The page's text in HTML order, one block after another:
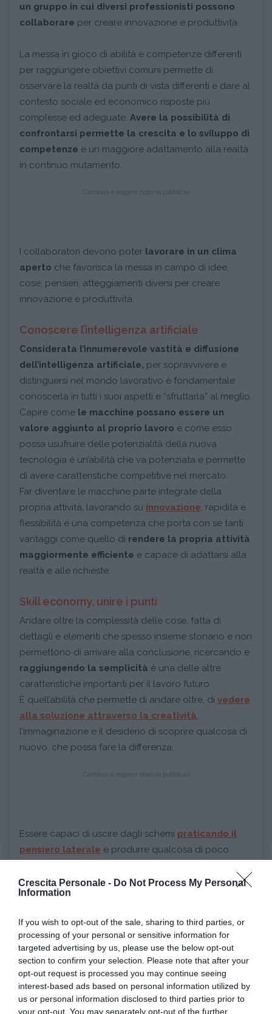
Crescita Personale - Do Not Process My Personal
Information
If you wish to opt-out of the sale, sharing to third parties, or
processing of your personal or sensitive information for
targeted advertising by us, please use the below opt-out
section to confirm your selection. Please note that after your
opt-out request is processed you may continue seeing
interest-based ads based on personal information utilized by
us or personal information disclosed to third parties prior to
your opt-out. You may separately opt-out of the further
un gruppo in cui diversi professionisti possono
collaborare per creare innovazione e produttività.
La messa in gioco di abilità e competenze differenti
per raggiungere obiettivi comuni permette di
osservare la realtà da punti di vista differenti e dare al
contesto sociale ed economico risposte più
complesse ed adeguate. Avere la possibilità di
confrontarsi permette la crescita e lo sviluppo di
competenze e un maggiore adattamento alla realtà
in continuo mutamento.
I collaboratori devono poter lavorare in un clima
aperto che favorisca la messa in campo di idee,
cose, pensieri, atteggiamenti diversi per creare
innovazione e produttività.
Conoscere l’intelligenza artificiale
Considerata l’innumerevole vastità e diffusione
dell’intelligenza artificiale, per sopravvivere e
distinguersi nel mondo lavorativo è fondamentale
conoscerla in tutti i suoi aspetti e “sfruttarla” al meglio.
Capire come le macchine possano essere un
valore aggiunto al proprio lavoro e come esso
possa usufruire delle potenzialità della nuova
tecnologia è un’abilità che va potenziata e permette
di avere caratteristiche competitive nel mercato.
Far diventare le macchine parte integrate della
propria attività, lavorando su innovazione , rapidità e
flessibilità è una competenza che porta con sé tanti
vantaggi come quello di rendere la propria attività
maggiormente efficiente e capace di adattarsi alla
realtà e alle richieste.
Skill economy, unire i punti
Andare oltre la complessità delle cose, fatta di
dettagli e elementi che spesso insieme stonano e non
permettono di arrivare alla conclusione, ricercando e
raggiungendo la semplicità è una delle altre
caratteristiche importanti per il lavoro futuro.
È quell’abilità che permette di andare oltre, di vedere
alla soluzione attraverso la creatività
l’immaginazione e il desiderio di scoprire qualcosa di
nuovo, che possa fare la differenza.
Essere capaci di uscire dagli schemi praticando il
pensiero laterale e produrre qualcosa di poco
chiari, è un elemento che crea innovazione e nuova
ricchezza. Vista anche la velocità con cui cambia il
nel muoversi flessibilmente tra gli aspetti delle cose
permette disemplificare anche le situazioni che
appaiono complessee trovare risposte adeguate.
Skill economy, essere empatici
Se la tecnologia può sostituire innumerevoli abilità